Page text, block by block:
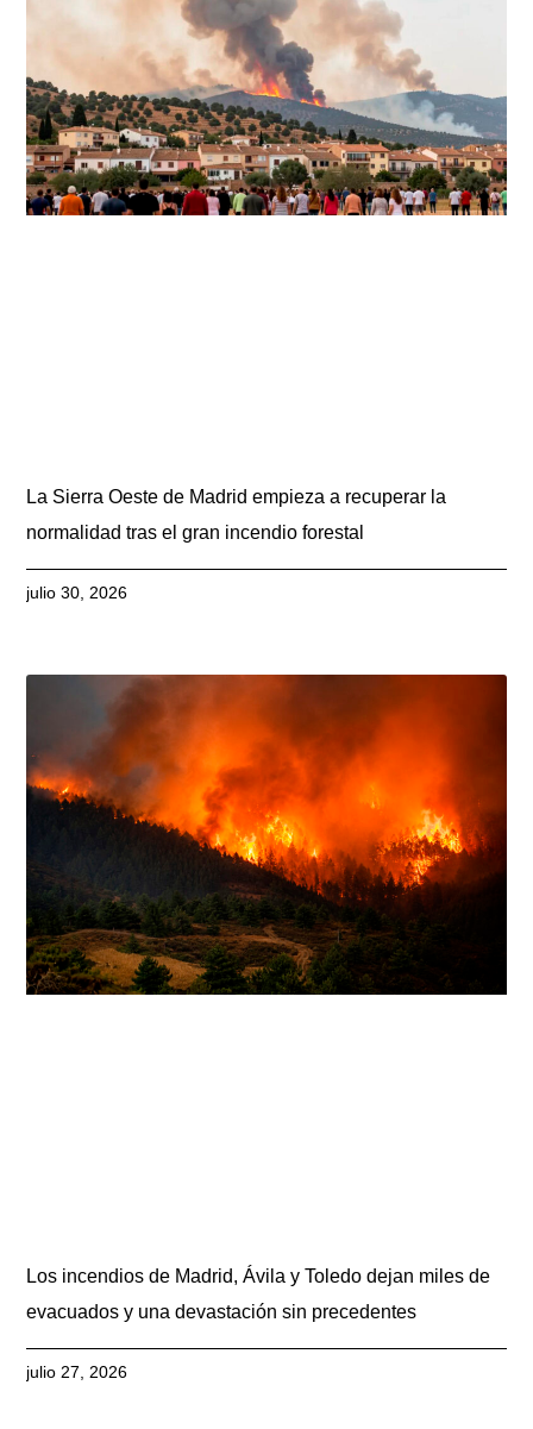
La Sierra Oeste de Madrid empieza a recuperar la
normalidad tras el gran incendio forestal
julio 30, 2026
Los incendios de Madrid, Ávila y Toledo dejan miles de
evacuados y una devastación sin precedentes
julio 27, 2026